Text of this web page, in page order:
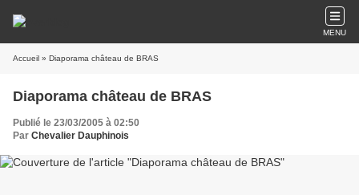
MENU
Accueil » Diaporama château de BRAS
Diaporama château de BRAS
Publié le 23/03/2005 à 02:50
Par Chevalier Dauphinois